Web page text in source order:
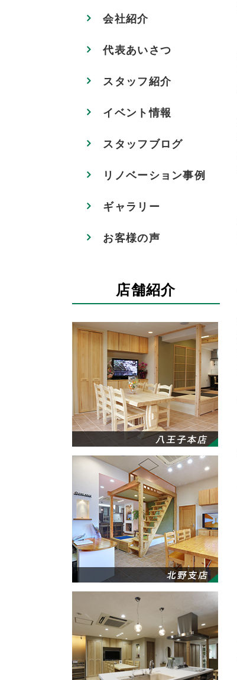
会社紹介
代表あいさつ
スタッフ紹介
イベント情報
スタッフブログ
リノベーション事例
ギャラリー
お客様の声
店舗紹介